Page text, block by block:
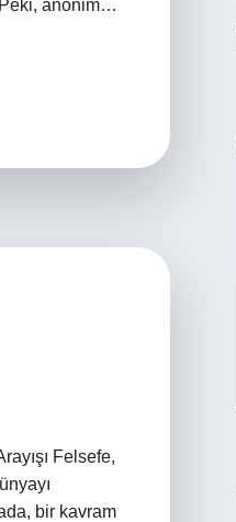
Peki, anonim…
Felsefe,
bir kavram